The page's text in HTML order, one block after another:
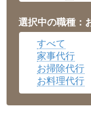
岡山県▼
広島県▼
沖縄県
選択中の職種：
すべて
家事代行
お掃除代行
お料理代行